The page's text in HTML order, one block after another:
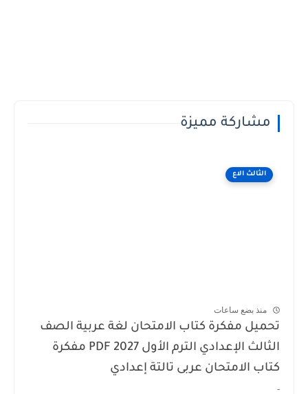
مشاركة مميزة
الثالث الاع
منذ بضع ساعات
تحميل مفكرة كتاب الامتحان لغة عربية الصف
الثالث الإعدادي الترم الأول 2027 PDF مفكرة
كتاب الامتحان عربى تالتة إعدادي
-